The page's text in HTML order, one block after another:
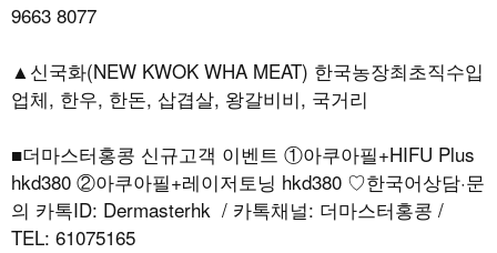
9663 8077
▲신국화(NEW KWOK WHA MEAT) 한국농장최초직수입
업체, 한우, 한돈, 삽겹살, 왕갈비비, 국거리
■더마스터홍콩 신규고객 이벤트 ①아쿠아필+HIFU Plus
hkd380 ②아쿠아필+레이저토닝 hkd380 ♡한국어상담·문
의 카톡ID: Dermasterhk / 카톡채널: 더마스터홍콩 /
TEL: 61075165